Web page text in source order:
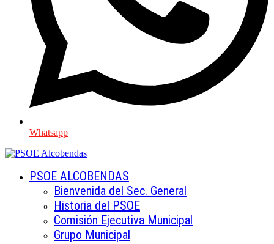
Whatsapp
PSOE ALCOBENDAS
Bienvenida del Sec. General
Historia del PSOE
Comisión Ejecutiva Municipal
Grupo Municipal